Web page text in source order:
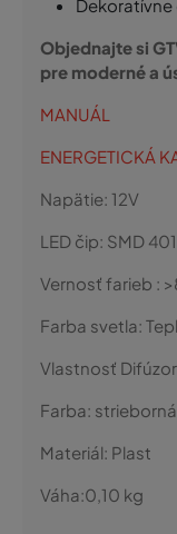
Objednajte si
pre moderné a
MANUÁL
ENERGETICKÁ
Napätie: 12V
LED čip: SMD
Vernosť farieb :
Farba svetla:
Vlastnosť
Farba: strieborná
Materiál: Plast
Váha:0,10 kg